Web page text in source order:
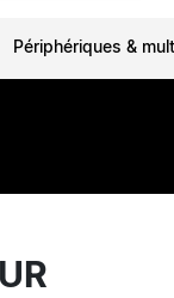
Périphériques &